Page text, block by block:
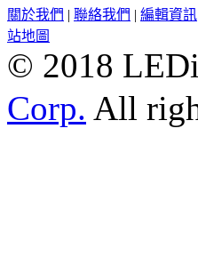
關於我們 | 聯絡我們 | 編輯資訊
站地圖
© 2018
Corp. All